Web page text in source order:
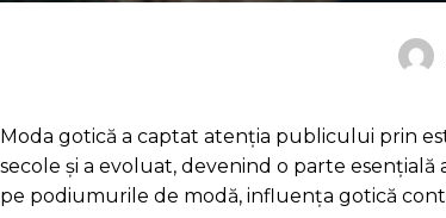
Moda gotică a captat atenția publicului prin
secole și a evoluat, devenind o parte
pe podiumurile de modă, influența gotică